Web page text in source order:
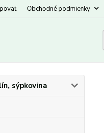
Obchodné podmienky
sýpkovina